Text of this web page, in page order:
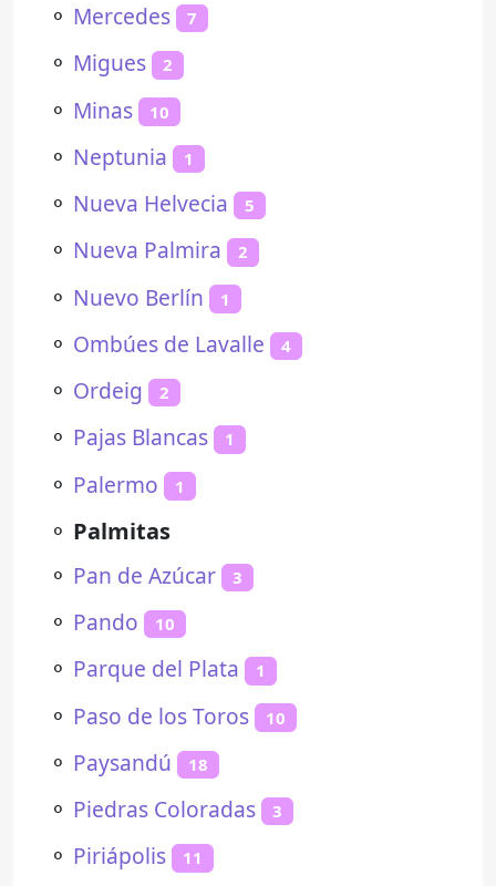
⚬ Mercedes 7
⚬ Migues 2
⚬ Minas 10
⚬ Neptunia 1
⚬ Nueva Helvecia 5
⚬ Nueva Palmira 2
⚬ Nuevo Berlín 1
⚬ Ombúes de Lavalle 4
⚬ Ordeig 2
⚬ Pajas Blancas 1
⚬ Palermo 1
⚬ Palmitas
⚬ Pan de Azúcar 3
⚬ Pando 10
⚬ Parque del Plata 1
⚬ Paso de los Toros 10
⚬ Paysandú 18
⚬ Piedras Coloradas 3
⚬ Piriápolis 11